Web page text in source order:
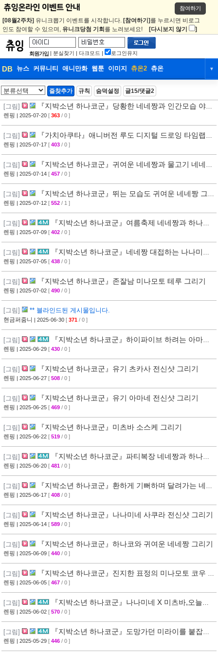
참여하기
[08월2주차] 유니크뽑기 이벤트를 시작합니다. [참여하기] 를 누르시면 비로그
인도 참여할 수 있으며, 유니크당첨 기회 를 노려보세요! [다시보지 않기 ]
회원가입 | 분실찾기 | 다크모드 | 로그인유지
DB 뉴스 커뮤니티 애니만화 웹툰 이미지 츄온2 츄온 ▼
DB 뉴스 커뮤니티
웹툰 이미지 츄온2 츄온
즐찾추가 규칙 숨덕설정 글15/댓글2
[그림]
『지박소년 하나코군』당황한 네네짱과 인간모습 야코
그리기
렌핑 | 2025-07-20 [ 363 / 0 ]
[그림]
『가치아쿠타』애니버전 루도 디지털 드로잉 타임랩스
🎨✨
렌핑 | 2025-07-17 [ 403 / 0 ]
[그림]
『지박소년 하나코군』귀여운 네네짱과 물고기 네네
그리기
렌핑 | 2025-07-14 [ 457 / 0 ]
[그림]
『지박소년 하나코군』뛰는 모습도 귀여운 네네짱 그
리기
렌핑 | 2025-07-12 [ 552 / 1 ]
[그림]
『지박소년 하나코군』여름축제 네네짱과 하나코
군 그리기
렌핑 | 2025-07-09 [ 402 / 0 ]
[그림]
『지박소년 하나코군』네네짱 대접하는 나나미네
사쿠라 그리기
렌핑 | 2025-07-05 [ 438 / 0 ]
[그림] 『지박소년 하나코군』존잘남 미나모토 테루 그리기
렌핑 | 2025-07-02 [ 490 / 0 ]
[그림] ** 블라인드된 게시물입니다.
현금퍼줌니 | 2025-06-30 [ 371 / 0 ]
[그림]
『지박소년 하나코군』하이파이브 하려는 아마네
군과 네네짱 그리기
렌핑 | 2025-06-29 [ 430 / 0 ]
[그림] 『지박소년 하나코군』유기 츠카사 전신샷 그리기
렌핑 | 2025-06-27 [ 508 / 0 ]
[그림] 『지박소년 하나코군』유기 아마네 전신샷 그리기
렌핑 | 2025-06-25 [ 469 / 0 ]
[그림] 『지박소년 하나코군』미츠바 소스케 그리기
렌핑 | 2025-06-22 [ 519 / 0 ]
[그림]
『지박소년 하나코군』파티복장 네네짱과 하나코
군 그리기
렌핑 | 2025-06-20 [ 481 / 0 ]
[그림]
『지박소년 하나코군』환하게 기뻐하며 달려가는 네네
짱 그리기
렌핑 | 2025-06-17 [ 408 / 0 ]
[그림] 『지박소년 하나코군』나나미네 사쿠라 전신샷 그리기
렌핑 | 2025-06-14 [ 589 / 0 ]
[그림] 『지박소년 하나코군』하나코와 귀여운 네네짱 그리기
렌핑 | 2025-06-09 [ 440 / 0 ]
[그림]
『지박소년 하나코군』진지한 표정의 미나모토 코우 x
하나코군 그림 그리기 과정
렌핑 | 2025-06-05 [ 467 / 0 ]
[그림]
『지박소년 하나코군』나나미네 X 미츠바,오늘만
큼은 따뜻한 두 사람의 이야기 그리기
렌핑 | 2025-06-02 [ 570 / 0 ]
[그림]
『지박소년 하나코군』도망가던 미라이를 붙잡은
미나모토 코우 그리기
렌핑 | 2025-05-29 [ 446 / 0 ]